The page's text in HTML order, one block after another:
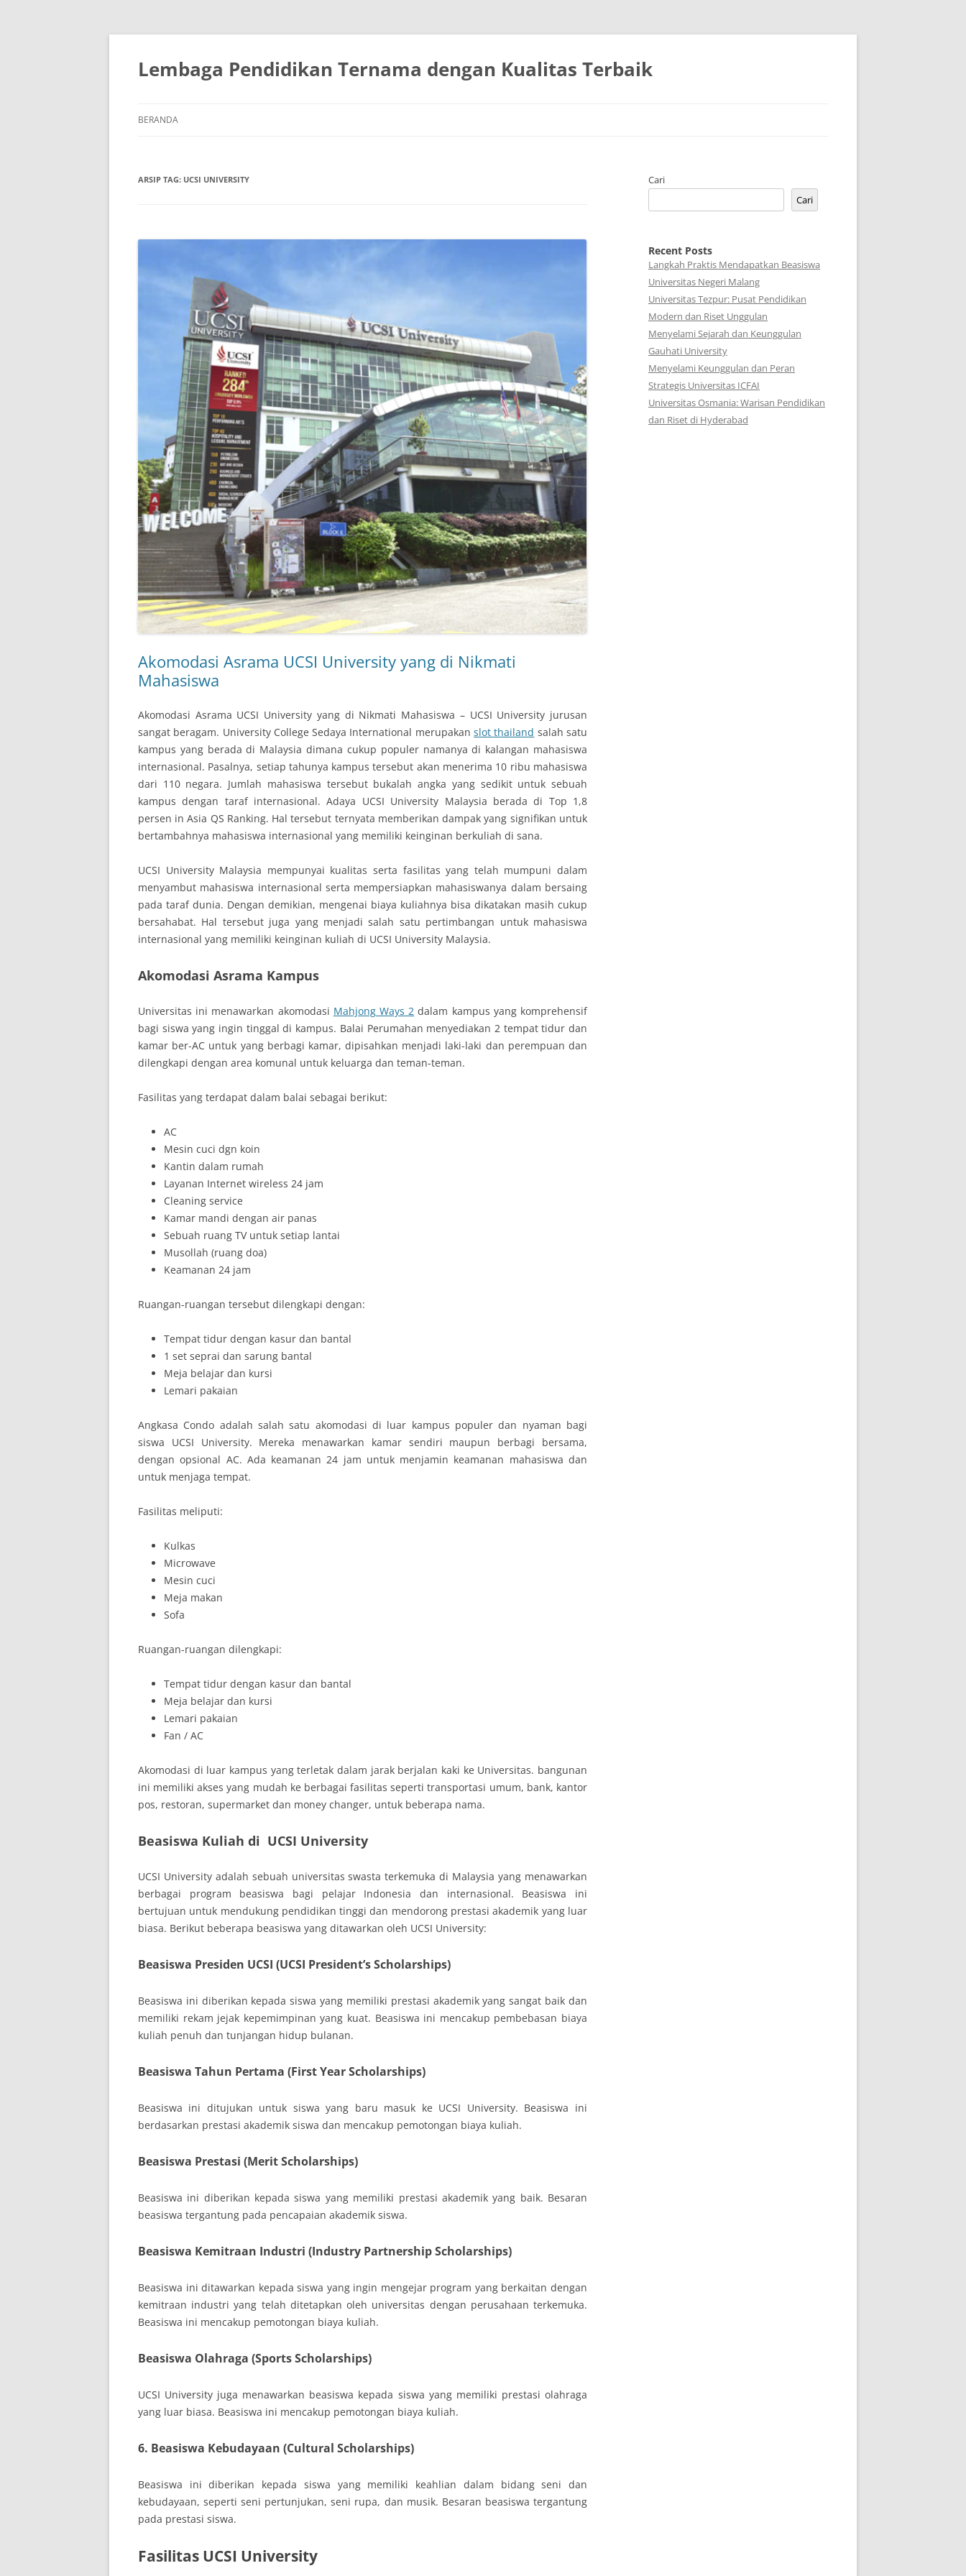
Lembaga Pendidikan Ternama dengan Kualitas Terbaik
BERANDA
ARSIP TAG: UCSI UNIVERSITY
Akomodasi Asrama UCSI University yang di Nikmati
Mahasiswa
Akomodasi Asrama UCSI University yang di Nikmati Mahasiswa – UCSI University jurusan
sangat beragam. University College Sedaya International merupakanslot thailand salah satu
kampus yang berada di Malaysia dimana cukup populer namanya di kalangan mahasiswa
internasional. Pasalnya, setiap tahunya kampus tersebut akan menerima 10 ribu mahasiswa
dari 110 negara. Jumlah mahasiswa tersebut bukalah angka yang sedikit untuk sebuah
kampus dengan taraf internasional. Adaya UCSI University Malaysia berada di Top 1,8
persen in Asia QS Ranking. Hal tersebut ternyata memberikan dampak yang signifikan untuk
bertambahnya mahasiswa internasional yang memiliki keinginan berkuliah di sana.
UCSI University Malaysia mempunyai kualitas serta fasilitas yang telah mumpuni dalam
menyambut mahasiswa internasional serta mempersiapkan mahasiswanya dalam bersaing
pada taraf dunia. Dengan demikian, mengenai biaya kuliahnya bisa dikatakan masih cukup
bersahabat. Hal tersebut juga yang menjadi salah satu pertimbangan untuk mahasiswa
internasional yang memiliki keinginan kuliah di UCSI University Malaysia.
Akomodasi Asrama Kampus
Universitas ini menawarkan akomodasi Mahjong Ways 2 dalam kampus yang komprehensif
bagi siswa yang ingin tinggal di kampus. Balai Perumahan menyediakan 2 tempat tidur dan
kamar ber-AC untuk yang berbagi kamar, dipisahkan menjadi laki-laki dan perempuan dan
dilengkapi dengan area komunal untuk keluarga dan teman-teman.
Fasilitas yang terdapat dalam balai sebagai berikut:
AC
Mesin cuci dgn koin
Kantin dalam rumah
Layanan Internet wireless 24 jam
Cleaning service
Kamar mandi dengan air panas
Sebuah ruang TV untuk setiap lantai
Musollah (ruang doa)
Keamanan 24 jam
Ruangan-ruangan tersebut dilengkapi dengan:
Tempat tidur dengan kasur dan bantal
1 set seprai dan sarung bantal
Meja belajar dan kursi
Lemari pakaian
Angkasa Condo adalah salah satu akomodasi di luar kampus populer dan nyaman bagi
siswa UCSI University. Mereka menawarkan kamar sendiri maupun berbagi bersama,
dengan opsional AC. Ada keamanan 24 jam untuk menjamin keamanan mahasiswa dan
untuk menjaga tempat.
Fasilitas meliputi:
Kulkas
Microwave
Mesin cuci
Meja makan
Sofa
Ruangan-ruangan dilengkapi:
Tempat tidur dengan kasur dan bantal
Meja belajar dan kursi
Lemari pakaian
Fan / AC
Akomodasi di luar kampus yang terletak dalam jarak berjalan kaki ke Universitas. bangunan
ini memiliki akses yang mudah ke berbagai fasilitas seperti transportasi umum, bank, kantor
pos, restoran, supermarket dan money changer, untuk beberapa nama.
Beasiswa Kuliah di UCSI University
UCSI University adalah sebuah universitas swasta terkemuka di Malaysia yang menawarkan
berbagai program beasiswa bagi pelajar Indonesia dan internasional. Beasiswa ini
bertujuan untuk mendukung pendidikan tinggi dan mendorong prestasi akademik yang luar
biasa. Berikut beberapa beasiswa yang ditawarkan oleh UCSI University:
Beasiswa Presiden UCSI (UCSI President’s Scholarships)
Beasiswa ini diberikan kepada siswa yang memiliki prestasi akademik yang sangat baik dan
memiliki rekam jejak kepemimpinan yang kuat. Beasiswa ini mencakup pembebasan biaya
kuliah penuh dan tunjangan hidup bulanan.
Beasiswa Tahun Pertama (First Year Scholarships)
Beasiswa ini ditujukan untuk siswa yang baru masuk ke UCSI University. Beasiswa ini
berdasarkan prestasi akademik siswa dan mencakup pemotongan biaya kuliah.
Beasiswa Prestasi (Merit Scholarships)
Beasiswa ini diberikan kepada siswa yang memiliki prestasi akademik yang baik. Besaran
beasiswa tergantung pada pencapaian akademik siswa.
Beasiswa Kemitraan Industri (Industry Partnership Scholarships)
Beasiswa ini ditawarkan kepada siswa yang ingin mengejar program yang berkaitan dengan
kemitraan industri yang telah ditetapkan oleh universitas dengan perusahaan terkemuka.
Beasiswa ini mencakup pemotongan biaya kuliah.
Beasiswa Olahraga (Sports Scholarships)
UCSI University juga menawarkan beasiswa kepada siswa yang memiliki prestasi olahraga
yang luar biasa. Beasiswa ini mencakup pemotongan biaya kuliah.
6. Beasiswa Kebudayaan (Cultural Scholarships)
Beasiswa ini diberikan kepada siswa yang memiliki keahlian dalam bidang seni dan
kebudayaan, seperti seni pertunjukan, seni rupa, dan musik. Besaran beasiswa tergantung
pada prestasi siswa.
Fasilitas UCSI University
Cari
Cari
Recent Posts
Langkah Praktis Mendapatkan Beasiswa
Universitas Negeri Malang
Universitas Tezpur: Pusat Pendidikan
Modern dan Riset Unggulan
Menyelami Sejarah dan Keunggulan
Gauhati University
Menyelami Keunggulan dan Peran
Strategis Universitas ICFAI
Universitas Osmania: Warisan Pendidikan
dan Riset di Hyderabad